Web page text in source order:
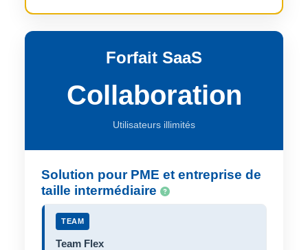
Forfait SaaS
Collaboration
Utilisateurs illimités
Solution pour PME et entreprise de
taille intermédiaire
TEAM
Team Flex